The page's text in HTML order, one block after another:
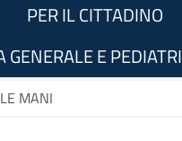
PER IL CITTADINO
E PEDIATRI
MANI